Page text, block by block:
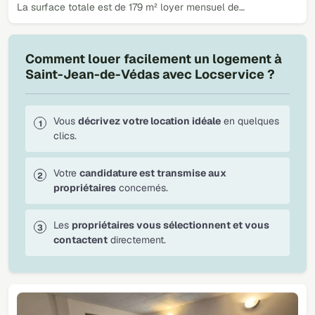
La surface totale est de 179 m² loyer mensuel de…
Comment louer facilement un logement à
Saint-Jean-de-Védas avec Locservice ?
Vous décrivez votre location idéale en quelques
clics.
Votre candidature est transmise aux
propriétaires concernés.
Les propriétaires vous sélectionnent et vous
contactent directement.